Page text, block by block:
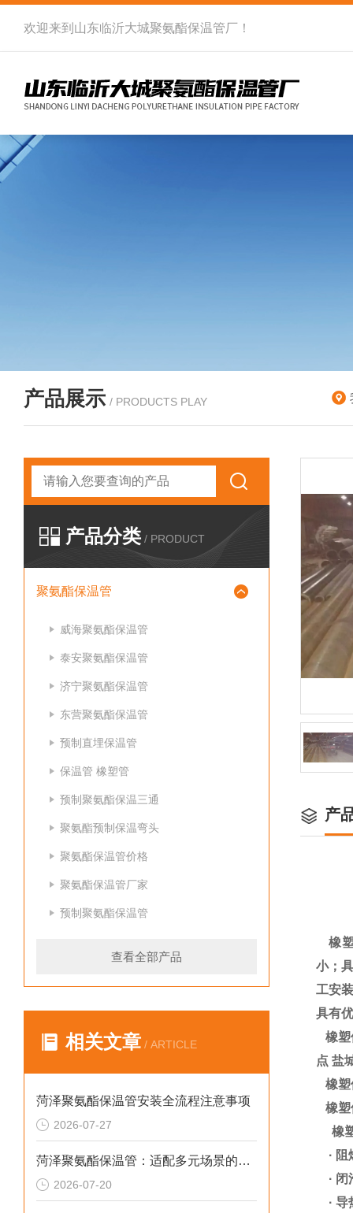
欢迎来到 山东临沂大城聚氨酯保温管厂 ！
产品展示 / PRODUCTS PLAY
产品分类 / PRODUCT
聚氨酯保温管
威海聚氨酯保温管
泰安聚氨酯保温管
济宁聚氨酯保温管
东营聚氨酯保温管
预制直埋保温管
保温管 橡塑管
预制聚氨酯保温三通
聚氨酯预制保温弯头
聚氨酯保温管价格
聚氨酯保温管厂家
预制聚氨酯保温管
查看全部产品
相关文章 / ARTICLE
菏泽聚氨酯保温管安装全流程注意事项
2026-07-27
菏泽聚氨酯保温管：适配多元场景的高效保温输送材料
2026-07-20
产
橡塑
小；
工安
具有
橡塑
点 盐
橡塑
橡塑
橡
· 阻
· 闭
· 导